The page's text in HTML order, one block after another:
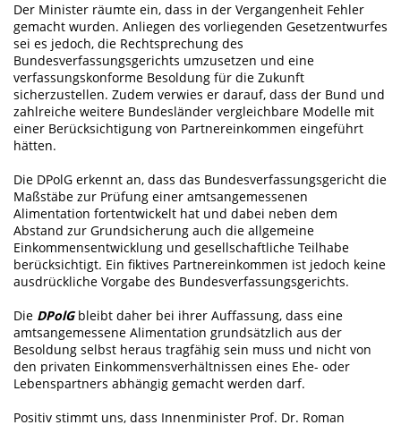
Der Minister räumte ein, dass in der Vergangenheit Fehler
gemacht wurden. Anliegen des vorliegenden Gesetzentwurfes
sei es jedoch, die Rechtsprechung des
Bundesverfassungsgerichts umzusetzen und eine
verfassungskonforme Besoldung für die Zukunft
sicherzustellen. Zudem verwies er darauf, dass der Bund und
zahlreiche weitere Bundesländer vergleichbare Modelle mit
einer Berücksichtigung von Partnereinkommen eingeführt
hätten.
Die DPolG erkennt an, dass das Bundesverfassungsgericht die
Maßstäbe zur Prüfung einer amtsangemessenen
Alimentation fortentwickelt hat und dabei neben dem
Abstand zur Grundsicherung auch die allgemeine
Einkommensentwicklung und gesellschaftliche Teilhabe
berücksichtigt. Ein fiktives Partnereinkommen ist jedoch keine
ausdrückliche Vorgabe des Bundesverfassungsgerichts.
Die DPolGbleibt daher bei ihrer Auffassung, dass eine
amtsangemessene Alimentation grundsätzlich aus der
Besoldung selbst heraus tragfähig sein muss und nicht von
den privaten Einkommensverhältnissen eines Ehe- oder
Lebenspartners abhängig gemacht werden darf.
Positiv stimmt uns, dass Innenminister Prof. Dr. Roman